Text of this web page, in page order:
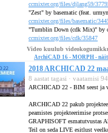
ccmixter.org/files/djlang59/
"Zest" by basematic (feat.
ccmixter.org/files/basematic/
"Tumblin Down (cdk Mix)" by
ccmixter.org/files/cdk/35847
Video kuulub
ArchiCAD 16 - MORPH -
2018 ARCHICAD 22
8 aastat tagasi · vaatamisi
ARCHICAD 22 - BIM seest ja
ARCHICAD 22 pakub
peamistes projekteerimise
GRAPHISOFT esmatutvustas
Teil on seda LIVE esitlust